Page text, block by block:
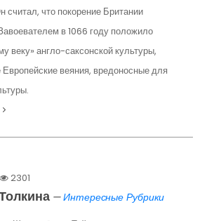
считал, что покорение Британии
в 1066 году положило
веку» англо-саксонской культуры,
Европейские веяния, вредоносные для
2301
—Интересные Рубрики